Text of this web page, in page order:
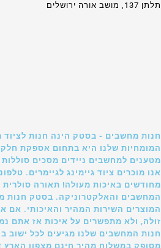
תלתן 137, מושב אורה ירושלים
חנות מחשבים - בסטק הינה חנות
המומחיות שלנו היא בתחום אספקת
מטענים למחשבים ניידים מסכים
אנו מוכרים ציוד גיימינג לגיימרים.
מחודשים באיכות מעולה! תאורה סולרית
המחשבים והאלקטרוניקה. בסטק חנות
המוצרים השירות המהיר והאיכותי.
זולה, ולא מתפשרים על איכות אז אתם
חנות המחשבים שלנו מגיעים לכל ישוב
מסופק במשלוח מהיר חינם מצפון הארץ